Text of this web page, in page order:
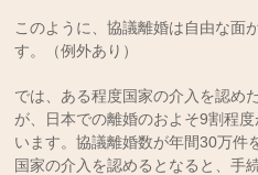
このように、協議離婚は自由な面
す。（例外あり）
では、ある程度国家の介入を認
が、日本での離婚のおよそ9割程
います。協議離婚数が年間30万件
国家の介入を認めるとなると、手